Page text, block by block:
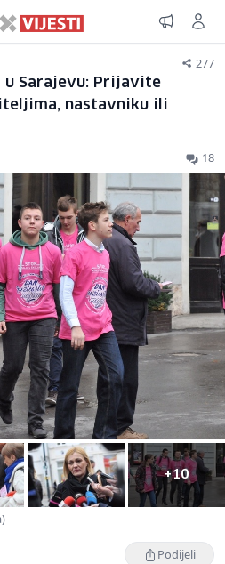
277
u Sarajevu: Prijavite
nastavniku ili
18
+10
Podijeli